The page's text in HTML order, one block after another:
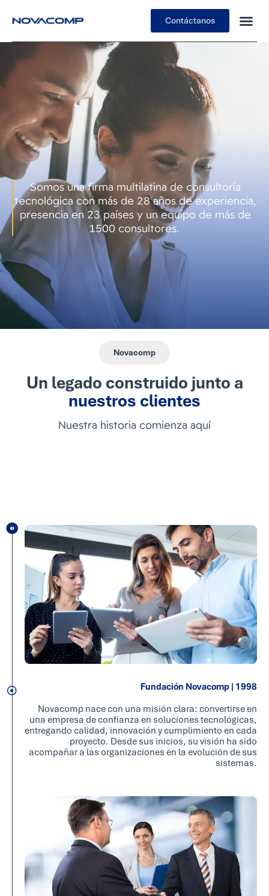
Contáctanos
Somos una firma multilatina de consultoría
tecnológica con más de 28 años de experiencia,
presencia en 23 países y un equipo de más de
1500 consultores.
Novacomp
Un legado construido junto a
nuestros clientes
Nuestra historia comienza aquí
Fundación Novacomp | 1998
Novacomp nace con una misión clara: convertirse en
una empresa de confianza en soluciones tecnológicas,
entregando calidad, innovación y cumplimiento en cada
proyecto. Desde sus inicios, su visión ha sido
acompañar a las organizaciones en la evolución de sus
sistemas.